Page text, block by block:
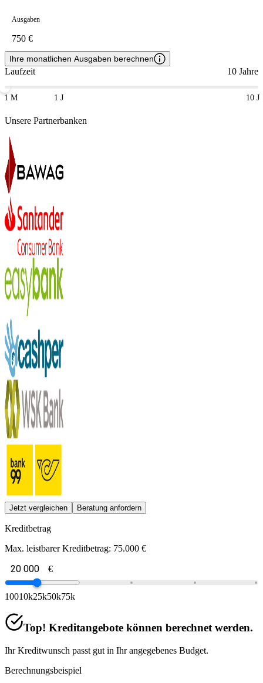
Ausgaben
Ihre monatlichen Ausgaben berechnen
Laufzeit 10 Jahre
1 M 1 J 10 J
Unsere Partnerbanken
Jetzt vergleichen Beratung anfordern
Kreditbetrag
Max. leistbarer Kreditbetrag: 75.000 €
€
10010k25k50k75k
Top! Kreditangebote können berechnet werden.
Ihr Kreditwunsch passt gut in Ihr angegebenes Budget.
Berechnungsbeispiel